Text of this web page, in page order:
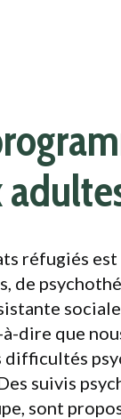
réfugiés
de
dire que
difficultés
suivis
sont